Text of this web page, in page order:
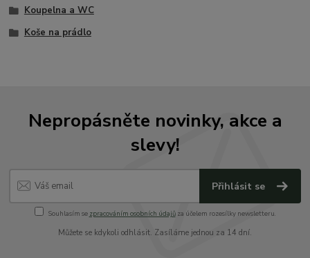
Koupelna a WC
Koše na prádlo
Nepropásněte novinky, akce a
slevy!
Přihlásit se
Souhlasím se zpracováním osobních údajůza účelem rozesílky newsletteru.
Můžete se kdykoli odhlásit. Zasíláme jednou za 14 dní.